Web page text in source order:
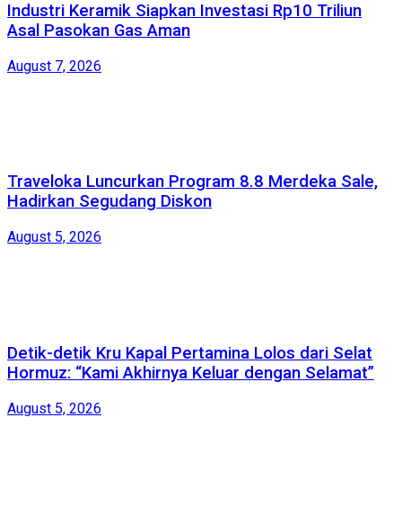
Industri Keramik Siapkan Investasi Rp10 Triliun
Asal Pasokan Gas Aman
August 7, 2026
Traveloka Luncurkan Program 8.8 Merdeka Sale,
Hadirkan Segudang Diskon
August 5, 2026
Detik-detik Kru Kapal Pertamina Lolos dari Selat
Hormuz: “Kami Akhirnya Keluar dengan Selamat”
August 5, 2026